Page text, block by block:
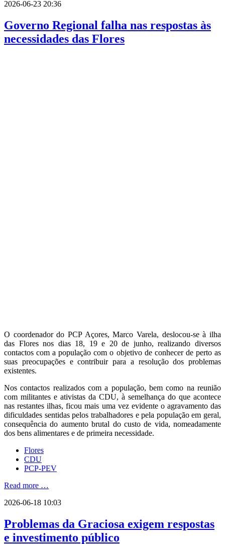
2026-06-23 20:36
Governo Regional falha nas respostas às
necessidades das Flores
O coordenador do PCP Açores, Marco Varela, deslocou-se à ilha
das Flores nos dias 18, 19 e 20 de junho, realizando diversos
contactos com a população com o objetivo de conhecer de perto as
suas preocupações e contribuir para a resolução dos problemas
existentes.
Nos contactos realizados com a população, bem como na reunião
com militantes e ativistas da CDU, à semelhança do que acontece
nas restantes ilhas, ficou mais uma vez evidente o agravamento das
dificuldades sentidas pelos trabalhadores e pela população em geral,
consequência do aumento brutal do custo de vida, nomeadamente
dos bens alimentares e de primeira necessidade.
Flores
CDU
PCP-PEV
Read more …
2026-06-18 10:03
Problemas da Graciosa exigem respostas
e investimento público